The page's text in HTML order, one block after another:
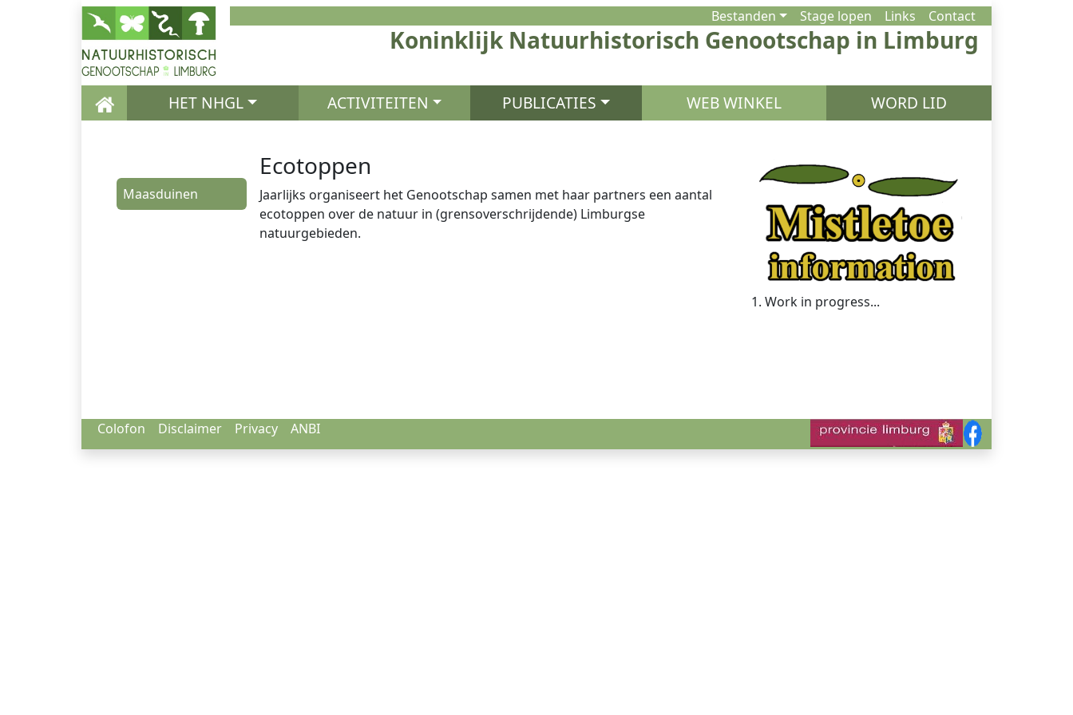
Naar de inhoud
Naar de hoofdnavigatie Bestanden Stage lopen Links Contact
Koninklijk Natuurhistorisch Genootschap in Limburg
HET NHGL ACTIVITEITEN PUBLICATIES WEB WINKEL WORD LID
Maasduinen
Ecotoppen
Jaarlijks organiseert het Genootschap samen met haar partners een aantal
ecotoppen over de natuur in (grensoverschrijdende) Limburgse
natuurgebieden.
1. Work in progress...
Colofon Disclaimer Privacy ANBI